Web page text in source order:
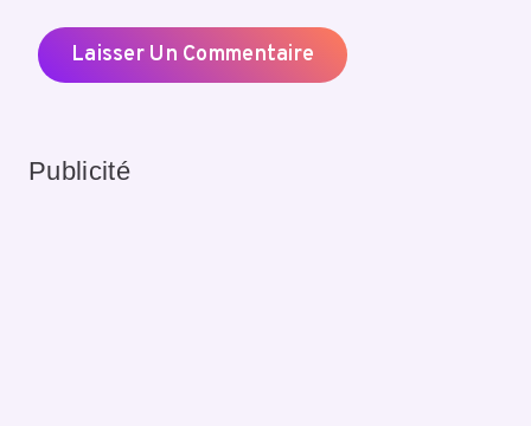
Publicité